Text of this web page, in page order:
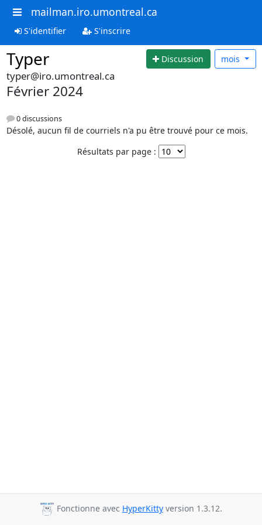
mailman.iro.umontreal.ca
S'identifier S'inscrire
Typer Discussion mois
typer@iro.umontreal.ca
Février 2024
0 discussions
Désolé, aucun fil de courriels n'a pu être trouvé pour ce mois.
Résultats par page :
Fonctionne avec HyperKitty version 1.3.12.